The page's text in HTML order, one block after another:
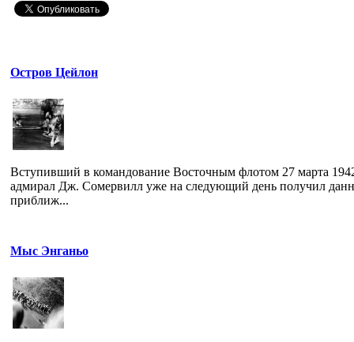
Остров Цейлон
Вступивший в командование Восточным флотом 27 марта
адмирал Дж. Сомервилл уже на следующий день получил
приближ...
Мыс Энганьо